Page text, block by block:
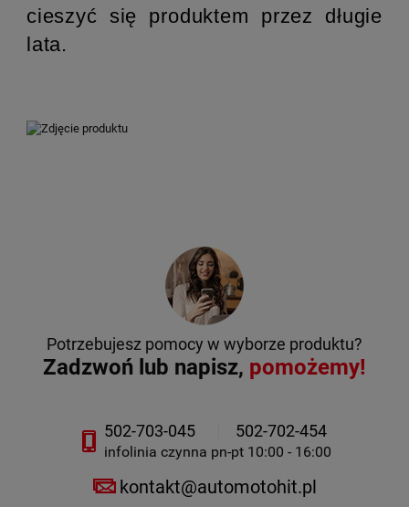
cieszyć się produktem przez długie
lata.
Potrzebujesz pomocy w wyborze produktu?
Zadzwoń lub napisz, pomożemy!
502-703-045 502-702-454
infolinia czynna pn-pt 10:00 - 16:00
kontakt@automotohit.pl